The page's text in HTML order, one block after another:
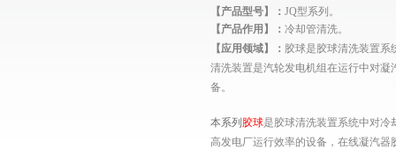
【产品型号】： JQ型系列。
【产品作用】： 冷却管清洗。
【应用领域】： 胶球是胶球清洗装置系
清洗装置是汽轮发电机组在运行中对凝
备。
本系列 胶球是胶球清洗装置系统中对冷
高发电厂运行效率的设备，在线凝汽器